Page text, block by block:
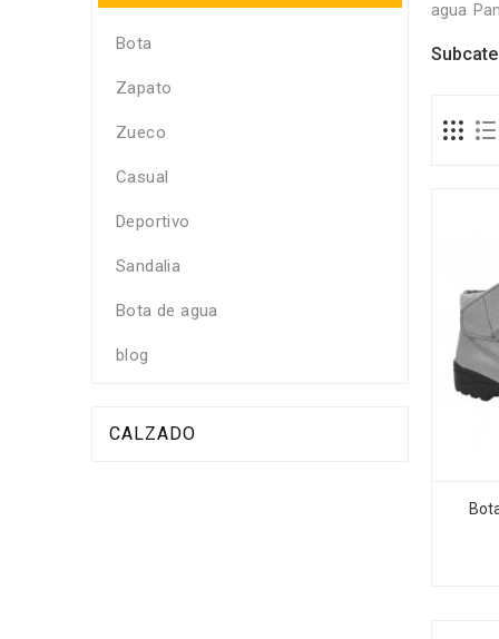
Bota
Zapato
Zueco
Casual
Deportivo
Sandalia
Bota de agua
blog
CALZADO
agua